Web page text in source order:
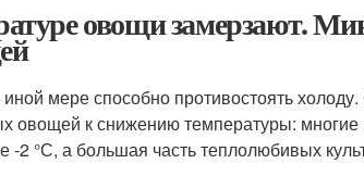
овощи замерзают.
мере способно противостоять
овощей к снижению температуры:
-2 °С, а большая часть теплолюбивых